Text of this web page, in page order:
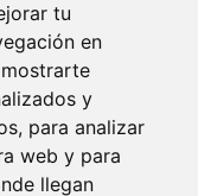
tu
en
y
para analizar
web y para
llegan